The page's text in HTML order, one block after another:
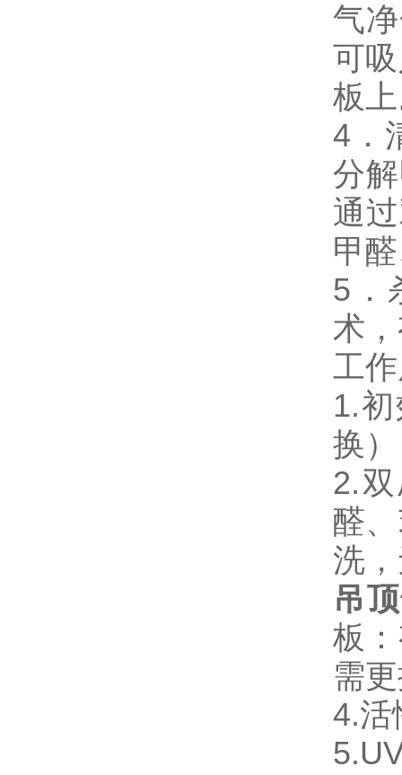
气
可
板
4．
分
通
甲
5．
术
工
1.
换）
2.
醛
洗
吊
板
需
4.活